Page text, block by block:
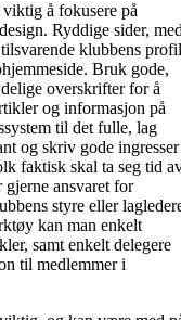
å fokusere på
Ryddige sider,
klubbens profil
Bruk gode,
overskrifter for å
og informasjon på
til det fulle, lag
og skriv gode ingresser
faktisk skal ta seg tid
gjerne ansvaret for
styre eller
kan man enkelt
samt enkelt delegere
til medlemmer i